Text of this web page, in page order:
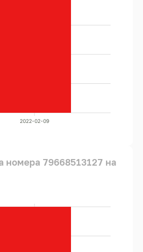
2022-02-09
номера 79668513127 на